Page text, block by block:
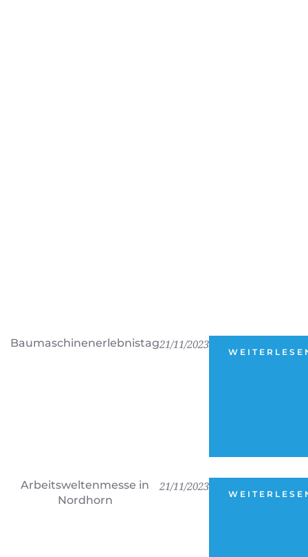
Baumaschinenerlebnistag21/11/2023
Arbeitsweltenmesse in
Nordhorn
21/11/2023